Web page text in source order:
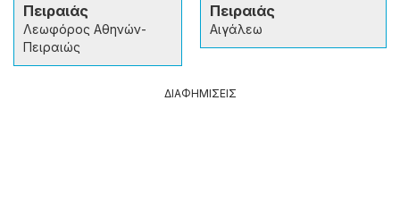
Πειραιάς
Λεωφόρος Αθηνών-
Πειραιώς
Πειραιάς
Αιγάλεω
ΔΙΑΦΗΜΙΣΕΙΣ